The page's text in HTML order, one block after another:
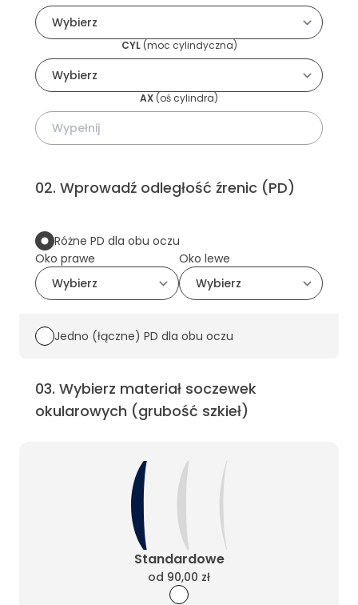
CYL(moc cylindyczna)
AX (oś cylindra)
02. Wprowadź odległość źrenic (PD)
Różne PD dla obu oczu
Oko prawe
Oko lewe
Jedno (łączne) PD dla obu oczu
03. Wybierz materiał soczewek
okularowych (grubość szkieł)
Standardowe
od 90,00 zł